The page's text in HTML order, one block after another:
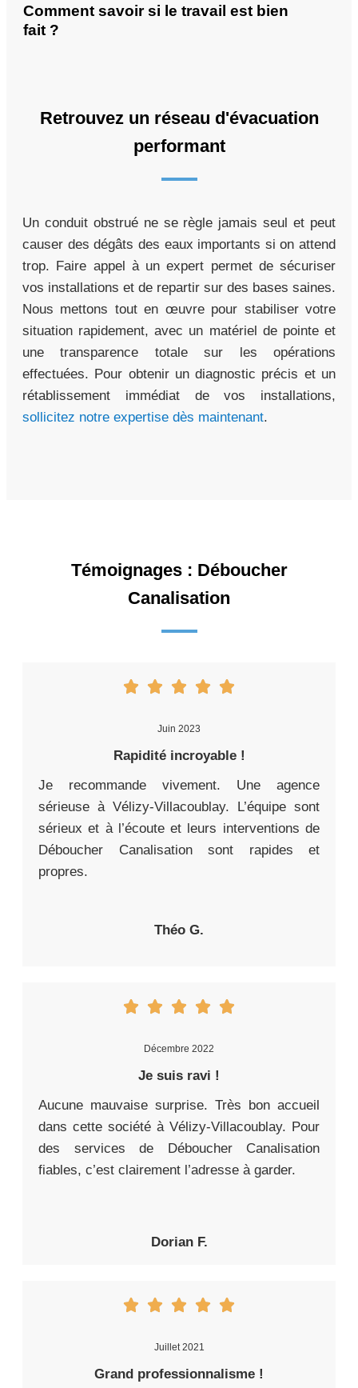
Comment savoir si le travail est bien
fait ?
Retrouvez un réseau d'évacuation
performant
Un conduit obstrué ne se règle jamais seul et peut
causer des dégâts des eaux importants si on attend
trop. Faire appel à un expert permet de sécuriser
vos installations et de repartir sur des bases saines.
Nous mettons tout en œuvre pour stabiliser votre
situation rapidement, avec un matériel de pointe et
une transparence totale sur les opérations
effectuées. Pour obtenir un diagnostic précis et un
rétablissement immédiat de vos installations,
sollicitez notre expertise dès maintenant.
Témoignages : Déboucher
Canalisation
Juin 2023
Rapidité incroyable !
Je recommande vivement. Une agence
sérieuse à Vélizy-Villacoublay. L’équipe sont
sérieux et à l’écoute et leurs interventions de
Déboucher Canalisation sont rapides et
propres.
Théo G.
Décembre 2022
Je suis ravi !
Aucune mauvaise surprise. Très bon accueil
dans cette société à Vélizy-Villacoublay. Pour
des services de Déboucher Canalisation
fiables, c’est clairement l’adresse à garder.
Dorian F.
Juillet 2021
Grand professionnalisme !